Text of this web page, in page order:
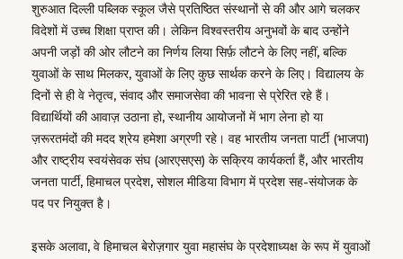
शुरुआत दिल्ली पब्लिक स्कूल जैसे प्रतिष्ठित संस्थानों से की और आगे चलकर
विदेशों में उच्च शिक्षा प्राप्त की। लेकिन विश्वस्तरीय अनुभवों के बाद उन्होंने
अपनी जड़ों की ओर लौटने का निर्णय लिया सिर्फ़ लौटने के लिए नहीं, बल्कि
युवाओं के साथ मिलकर, युवाओं के लिए कुछ सार्थक करने के लिए। विद्यालय के
दिनों से ही वे नेतृत्व, संवाद और समाजसेवा की भावना से प्रेरित रहे हैं।
विद्यार्थियों की आवाज़ उठाना हो, स्थानीय आयोजनों में भाग लेना हो या
ज़रूरतमंदों की मदद श्रेय हमेशा अग्रणी रहे। वह भारतीय जनता पार्टी (भाजपा)
और राष्ट्रीय स्वयंसेवक संघ (आरएसएस) के सक्रिय कार्यकर्ता हैं, और भारतीय
जनता पार्टी, हिमाचल प्रदेश, सोशल मीडिया विभाग में प्रदेश सह-संयोजक के
पद पर नियुक्त है।
इसके अलावा, वे हिमाचल बेरोज़गार युवा महासंघ के प्रदेशाध्यक्ष के रूप में युवाओं